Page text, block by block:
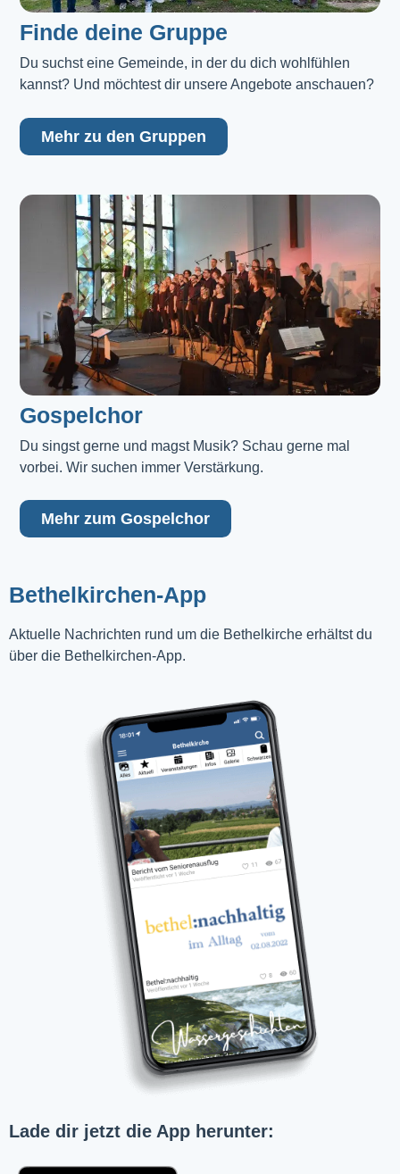
Finde deine Gruppe
Du suchst eine Gemeinde, in der du dich wohlfühlen
kannst? Und möchtest dir unsere Angebote anschauen?
Mehr zu den Gruppen
Gospelchor
Du singst gerne und magst Musik? Schau gerne mal
vorbei. Wir suchen immer Verstärkung.
Mehr zum Gospelchor
Bethelkirchen-App
Aktuelle Nachrichten rund um die Bethelkirche erhältst du
über die Bethelkirchen-App.
Lade dir jetzt die App herunter: